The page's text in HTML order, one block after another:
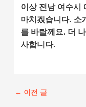
이상 전남 여수시
마치겠습니다. 소
를 바랄께요. 더
사합니다.
← 이전 글